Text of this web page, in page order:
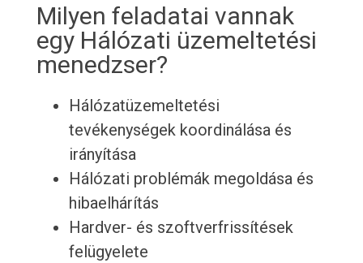
Milyen feladatai vannak
egy Hálózati üzemeltetési
menedzser?
Hálózatüzemeltetési
tevékenységek koordinálása és
irányítása
Hálózati problémák megoldása és
hibaelhárítás
Hardver- és szoftverfrissítések
felügyelete